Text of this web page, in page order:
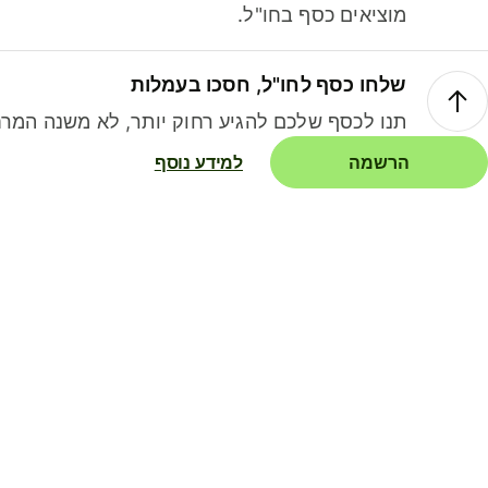
מוציאים כסף בחו"ל.
שלחו כסף לחו"ל, חסכו בעמלות
תנו לכסף שלכם להגיע רחוק יותר, לא משנה
הרשמה למידע נוסף